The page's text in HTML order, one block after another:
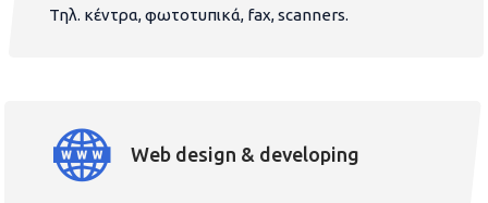
Τηλ. κέντρα, φωτοτυπικά, fax, scanners.
Web design & developing